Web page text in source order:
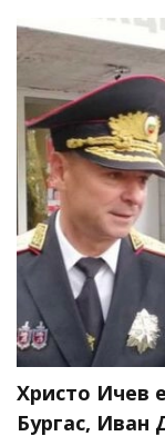
Христо Ичев
Бургас, Иван